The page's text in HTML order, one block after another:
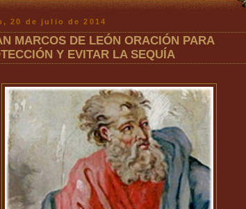
20 de julio de 2014
MARCOS DE LEÓN ORACIÓN PARA
Y EVITAR LA SEQUÍA